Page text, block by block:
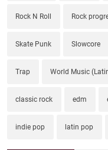
Rock N Roll Rock
Skate Punk Slowcore
Trap World Music
classic rock edm
indie pop latin pop